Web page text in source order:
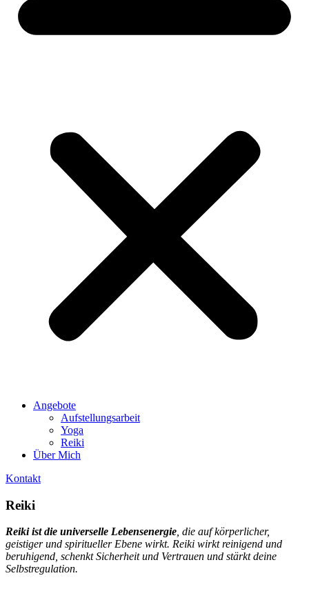
Angebote
Aufstellungsarbeit
Yoga
Reiki
Über Mich
Kontakt
Reiki
Reiki ist die universelle Lebensenergie, die auf körperlicher,
geistiger und spiritueller Ebene wirkt. Reiki wirkt reinigend und
beruhigend, schenkt Sicherheit und Vertrauen und stärkt deine
Selbstregulation.